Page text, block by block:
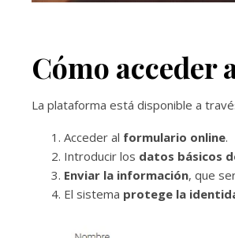
Cómo acceder
La plataforma está disponible a
Acceder al formulario online.
Introducir los datos básicos
Enviar la información, que
El sistema protege la